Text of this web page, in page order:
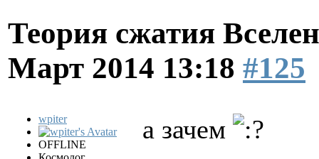
Теория сжатия
Март 2014 13:18 #125
wpiter
OFFLINE
а зачем